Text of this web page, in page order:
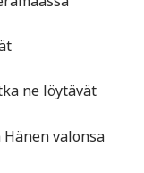
ne löytävät
valonsa